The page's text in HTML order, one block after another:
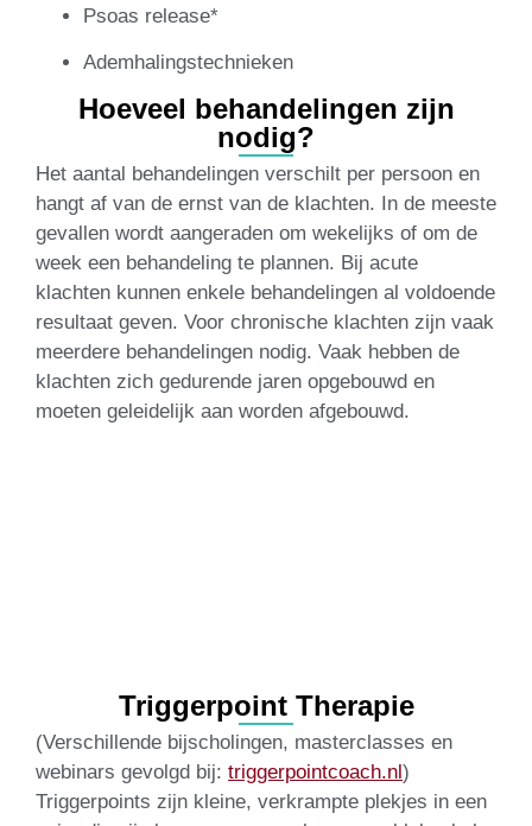
Psoas release*
Ademhalingstechnieken
Hoeveel behandelingen zijn
nodig?
Het aantal behandelingen verschilt per persoon en
hangt af van de ernst van de klachten. In de meeste
gevallen wordt aangeraden om wekelijks of om de
week een behandeling te plannen. Bij acute
klachten kunnen enkele behandelingen al voldoende
resultaat geven. Voor chronische klachten zijn vaak
meerdere behandelingen nodig. Vaak hebben de
klachten zich gedurende jaren opgebouwd en
moeten geleidelijk aan worden afgebouwd.
Triggerpoint Therapie
(Verschillende bijscholingen, masterclasses en
webinars gevolgd bij: triggerpointcoach.nl)
Triggerpoints zijn kleine, verkrampte plekjes in een